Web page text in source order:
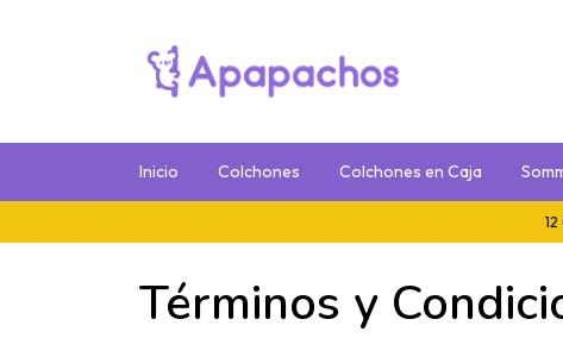
Inicio Colchones Colchones en Caja
12
Términos y